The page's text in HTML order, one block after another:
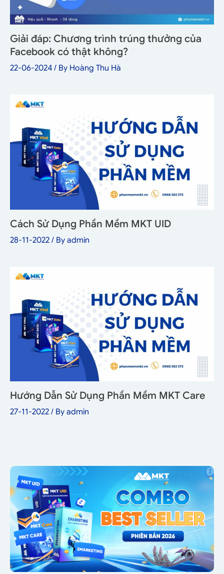
Giải đáp: Chương trình trúng thưởng của
Facebook có thật không?
22-06-2024 / By Hoàng Thu Hà
Cách Sử Dụng Phần Mềm MKT UID
28-11-2022 / By admin
Hướng Dẫn Sử Dụng Phần Mềm MKT Care
27-11-2022 / By admin